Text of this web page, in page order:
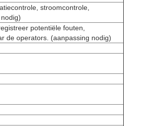
stroomcontrole,
potentiële fouten,
de operators. (aanpassing nodig)